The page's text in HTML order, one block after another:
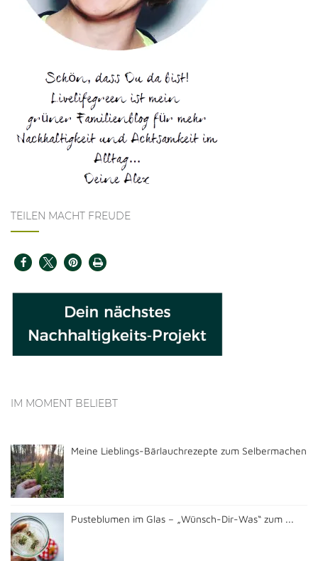
TEILEN MACHT FREUDE
IM MOMENT BELIEBT
Meine Lieblings-Bärlauchrezepte zum Selbermachen
Pusteblumen im Glas – „Wünsch-Dir-Was“ zum ...